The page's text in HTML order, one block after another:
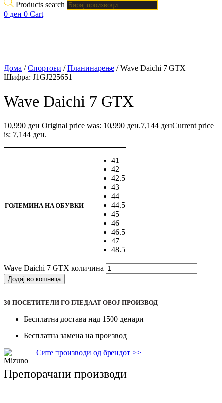
Products search
0 ден 0 Cart
Дома /Спортови /Планинарење / Wave Daichi 7 GTX
Шифра: J1GJ225651
Wave Daichi 7 GTX
10,990ден Original price was: 10,990 ден.7,144 денCurrent price
is: 7,144 ден.
ГОЛЕМИНА НА ОБУВКИ
41
42
42.5
43
44
44.5
45
46
46.5
47
48.5
Wave Daichi 7 GTX количина
Додај во кошница
30 ПОСЕТИТЕЛИ ГО ГЛЕДААТ ОВОJ ПРОИЗВОД
Бесплатна достава над 1500 денари
Бесплатна замена на производ
Сите производи од брендот >>
Препорачани производи